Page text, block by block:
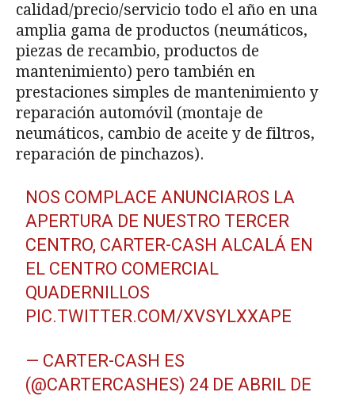
calidad/precio/servicio todo el año en una
amplia gama de productos (neumáticos,
piezas de recambio, productos de
mantenimiento) pero también en
prestaciones simples de mantenimiento y
reparación automóvil (montaje de
neumáticos, cambio de aceite y de filtros,
reparación de pinchazos).
NOS COMPLACE ANUNCIAROS LA
APERTURA DE NUESTRO TERCER
CENTRO, CARTER-CASH ALCALÁ EN
EL CENTRO COMERCIAL
QUADERNILLOS
PIC.TWITTER.COM/XVSYLXXAPE
— CARTER-CASH ES
(@CARTERCASHES) 24 DE ABRIL DE